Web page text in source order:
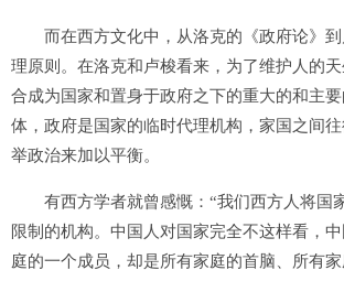
而在西方文化中，从洛克的《政府论》到
理原则。在洛克和卢梭看来，为了维护人的
合成为国家和置身于政府之下的重大的和主
体，政府是国家的临时代理机构，家国之间
举政治来加以平衡。
有西方学者就曾感慨：“我们西方人将国
限制的机构。中国人对国家完全不这样看，
庭的一个成员，却是所有家庭的首脑、所有